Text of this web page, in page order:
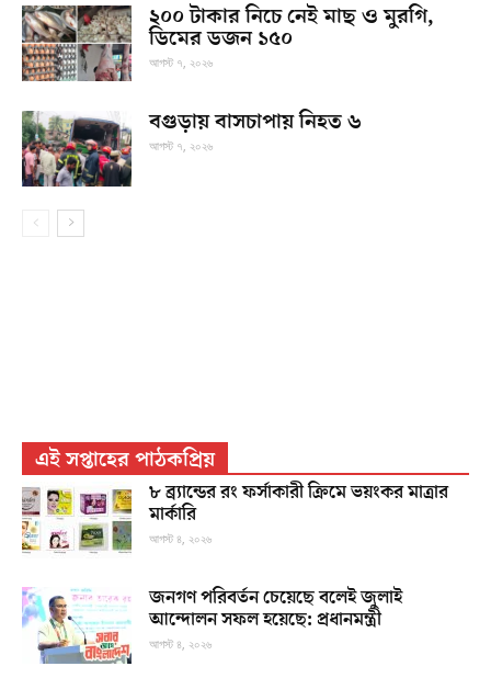
২০০ টাকার নিচে নেই মাছ ও মুরগি,
ডিমের ডজন ১৫০
আগস্ট ৭, ২০২৬
বগুড়ায় বাসচাপায় নিহত ৬
আগস্ট ৭, ২০২৬
এই সপ্তাহের পাঠকপ্রিয়
৮ ব্র্যান্ডের রং ফর্সাকারী ক্রিমে ভয়ংকর মাত্রার
মার্কারি
আগস্ট ৪, ২০২৬
জনগণ পরিবর্তন চেয়েছে বলেই জুলাই
আন্দোলন সফল হয়েছে: প্রধানমন্ত্রী
আগস্ট ৪, ২০২৬